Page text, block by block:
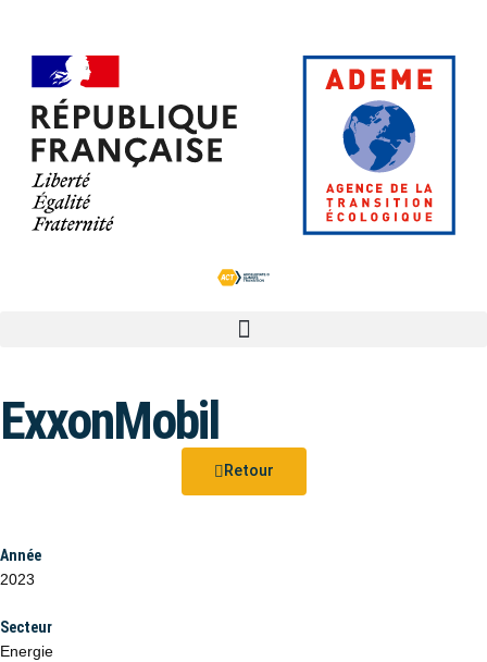
ExxonMobil
Retour
Année
2023
Secteur
Energie